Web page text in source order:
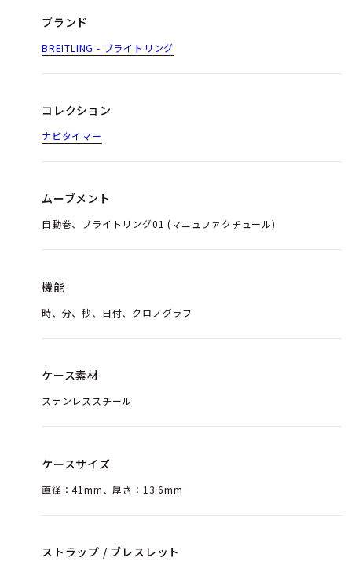
ブランド
BREITLING - ブライトリング
コレクション
ナビタイマー
ムーブメント
自動巻、ブライトリング01 (マニュファクチュール)
機能
時、分、秒、日付、クロノグラフ
ケース素材
ステンレススチール
ケースサイズ
直径：41mm、厚さ：13.6mm
ストラップ / ブレスレット